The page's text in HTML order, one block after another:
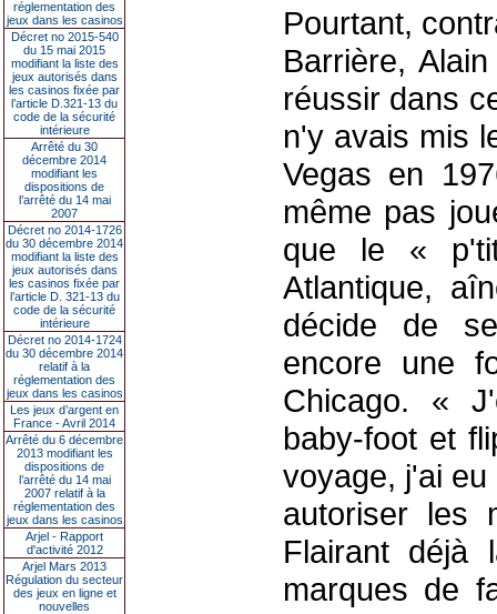
réglementation des
jeux dans les casinos
Décret no 2015-540
du 15 mai 2015
modifiant la liste des
jeux autorisés dans
les casinos fixée par
l’article D.321-13 du
code de la sécurité
intérieure
Arrêté du 30
décembre 2014
modifiant les
dispositions de
l’arrêté du 14 mai
2007
Décret no 2014-1726
du 30 décembre 2014
modifiant la liste des
jeux autorisés dans
les casinos fixée par
l’article D. 321-13 du
code de la sécurité
intérieure
Décret no 2014-1724
du 30 décembre 2014
relatif à la
réglementation des
jeux dans les casinos
Les jeux d’argent en
France - Avril 2014
Arrêté du 6 décembre
2013 modifiant les
dispositions de
l’arrêté du 14 mai
2007 relatif à la
réglementation des
jeux dans les casinos
Arjel - Rapport
d'activité 2012
Arjel Mars 2013
Régulation du secteur
des jeux en ligne et
nouvelles
Pourtant,
Barrière,
réussir dans
n'y avais mis
Vegas en
même pas
que le «
Atlantique,
décide de
encore une
Chicago. «
baby-foot et
voyage, j'ai
autoriser les
Flairant déjà
marques de